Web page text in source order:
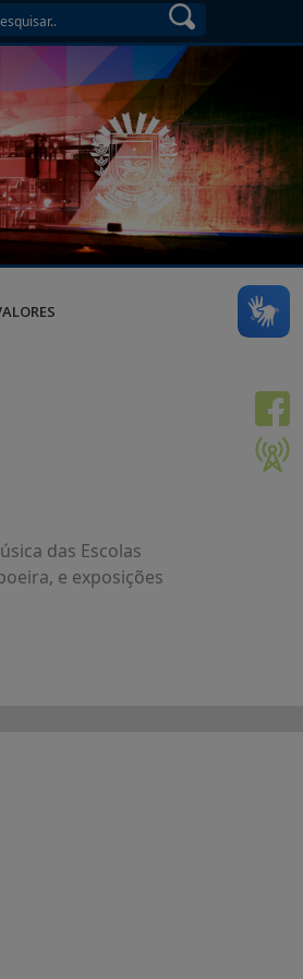
das Escolas
e exposições